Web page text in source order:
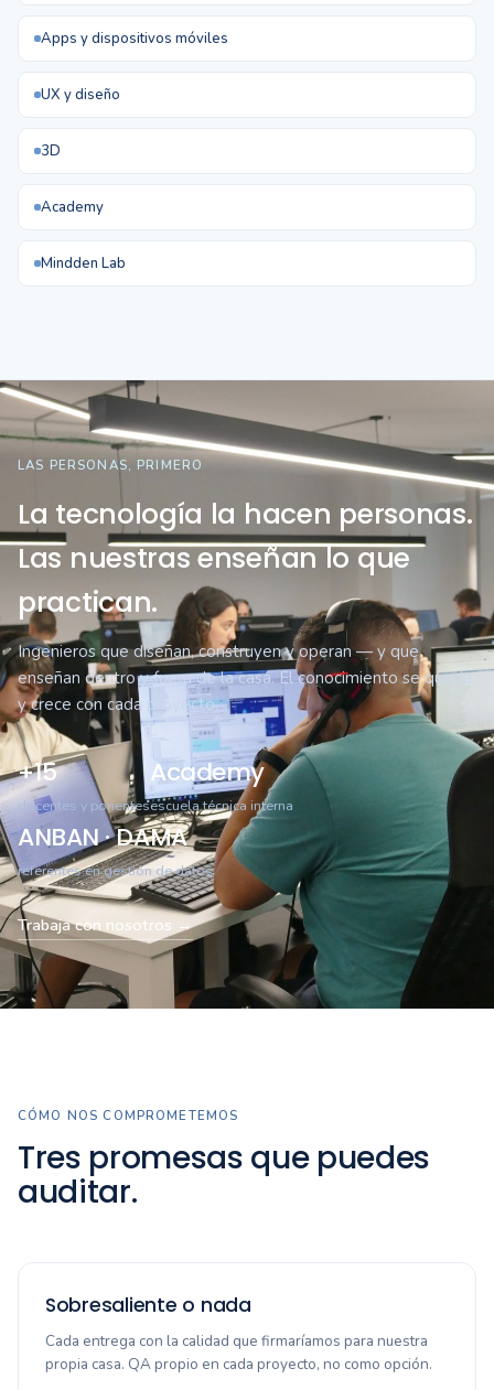
Apps y dispositivos móviles
UX y diseño
3D
Academy
Mindden Lab
LAS PERSONAS, PRIMERO
La tecnología la hacen personas.
Las nuestras enseñan lo que
practican.
Ingenieros que diseñan, construyen y operan — y que
enseñan dentro y fuera de la casa. El conocimiento se queda
y crece con cada proyecto.
+15
docentes y ponentes
Academy
escuela técnica interna
ANBAN · DAMA
referentes en gestión de datos
Trabaja con nosotros →
CÓMO NOS COMPROMETEMOS
Tres promesas que puedes
auditar.
Sobresaliente o nada
Cada entrega con la calidad que firmaríamos para nuestra
propia casa. QA propio en cada proyecto, no como opción.